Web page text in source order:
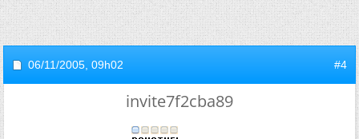
06/11/2005, 09h02 #4
invite7f2cba89